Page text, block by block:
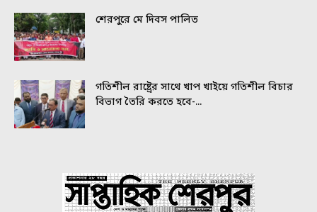
শেরপুরে মে দিবস পালিত
গতিশীল রাষ্ট্রের সাথে খাপ খাইয়ে গতিশীল বিচার
বিভাগ তৈরি করতে হবে-...